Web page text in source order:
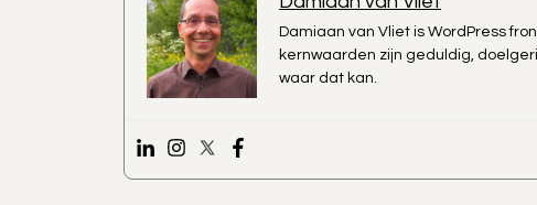
Damiaan van Vliet is WordPress
kernwaarden zijn geduldig,
waar dat kan.